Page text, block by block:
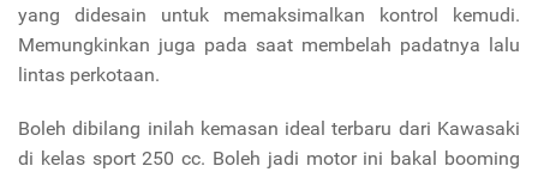
yang didesain untuk memaksimalkan kontrol kemudi.
Memungkinkan juga pada saat membelah padatnya lalu
lintas perkotaan.
Boleh dibilang inilah kemasan ideal terbaru dari Kawasaki
di kelas sport 250 cc. Boleh jadi motor ini bakal booming